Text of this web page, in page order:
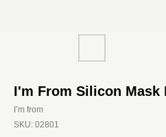
I'm From Silicon Mask
I’m from
SKU: 02801